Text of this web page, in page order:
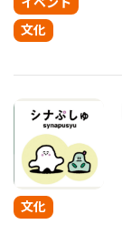
文化
文化